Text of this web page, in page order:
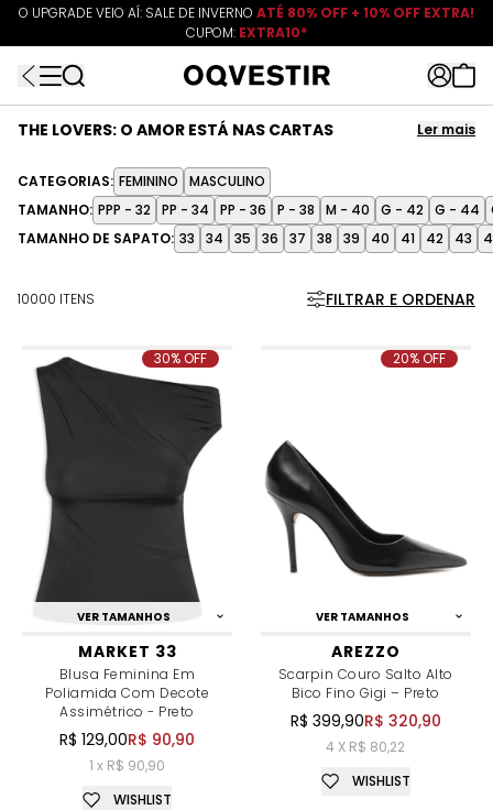
O UPGRADE VEIO AÍ: SALE DE INVERNO ATÉ 80% OFF + 10% OFF EXTRA!
CUPOM: EXTRA10*
FRETEAPP
R$499*
THE LOVERS: O AMOR ESTÁ NAS CARTAS
Ler mais
tendência revela novas formas de expressão, estilo e conexão. Entre
tricôs quentinhos, tênis desejo, acessórios versáteis e peças que
transitam entre diferentes moods, explore uma seleção pensada
para acompanhar todos os momentos da temporada. Tudo isso
em uma curadoria especial com marcas como Adidas Originals,
Ler menos
CATEGORIAS: FEMININO
MASCULINO
TAMANHO: PPP - 32 PP - 34 PP - 36 P - 38 M - 40 G - 42 G - 44
TAMANHO DE SAPATO: 33 34 35 36 37 38 39 40 41 42 43
10000 ITENS FILTRAR E ORDENAR
VER TAMANHOS
MARKET 33
Blusa Feminina Em
Poliamida Com Decote
Assimétrico - Preto
R$ 129,00R$ 90,90
1 x R$ 90,90
30% OFF
WISHLIST
VER TAMANHOS
AREZZO
Scarpin Couro Salto Alto
Bico Fino Gigi – Preto
R$ 399,90R$ 320,90
4 X R$ 80,22
20% OFF
WISHLIST